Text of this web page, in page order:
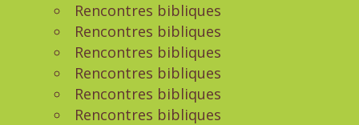
Rencontres bibliques
Rencontres bibliques
Rencontres bibliques
Rencontres bibliques
Rencontres bibliques
Rencontres bibliques